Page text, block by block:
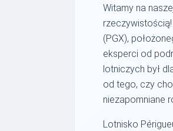
Witamy na
(PGX),
eksperci od
lotniczych był
od tego, czy
niezapomniane
Lotnisko